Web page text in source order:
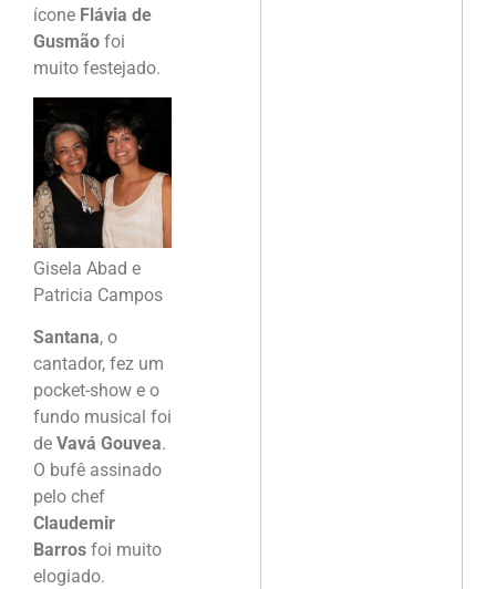
ícone Flávia de
Gusmão foi
muito festejado.
Gisela Abad e
Patricia Campos
Santana, o
cantador, fez um
pocket-show e o
fundo musical foi
de Vavá Gouvea.
O bufê assinado
pelo chef
Claudemir
Barros foi muito
elogiado.